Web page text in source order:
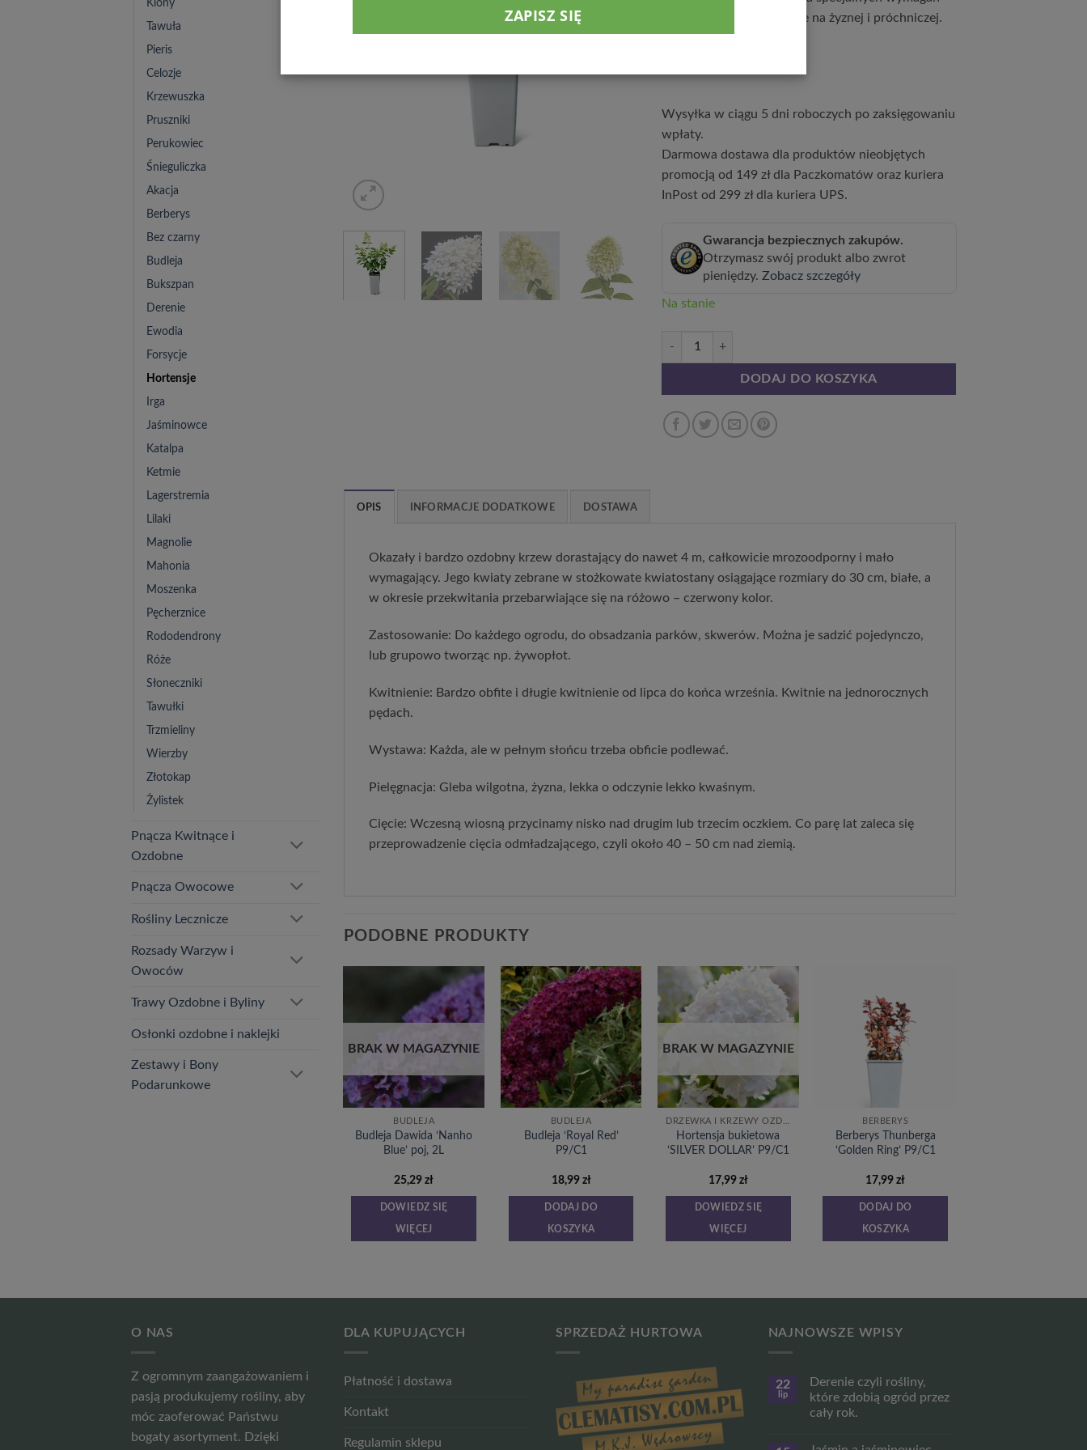
Klony
Tawuła
Pieris
Celozje
Krzewuszka
Pruszniki
Perukowiec
Śnieguliczka
Akacja
Berberys
Bez czarny
Budleja
Bukszpan
Derenie
Ewodia
Forsycje
Hortensje
Irga
Jaśminowce
Katalpa
Ketmie
Lagerstremia
Lilaki
Magnolie
Mahonia
Moszenka
Pęcherznice
Rododendrony
Róże
Słoneczniki
Tawułki
Trzmieliny
Wierzby
Złotokap
Żylistek
Pnącza Kwitnące i
Ozdobne
Pnącza Owocowe
Rośliny Lecznicze
Rozsady Warzyw i
Owoców
Trawy Ozdobne i Byliny
Osłonki ozdobne i naklejki
Zestawy i Bony
Podarunkowe
co do gleby, dobrze rośnie na żyznej i próchniczej.
Wysyłka w ciągu 5 dni roboczych po zaksięgowaniu
wpłaty.
Darmowa dostawa dla produktów nieobjętych
promocją od 149 zł dla Paczkomatów oraz kuriera
InPost od 299 zł dla kuriera UPS.
Gwarancja bezpiecznych zakupów.
Otrzymasz swój produkt albo zwrot
pieniędzy.Zobacz szczegóły
Na stanie
ilość Hortensja bukietowa 'Grandiflora' poj, 2l
DODAJ DO KOSZYKA
OPIS INFORMACJE DODATKOWE DOSTAWA
Okazały i bardzo ozdobny krzew dorastający do nawet 4 m, całkowicie mrozoodporny i mało
wymagający. Jego kwiaty zebrane w stożkowate kwiatostany osiągające rozmiary do 30 cm, białe, a
w okresie przekwitania przebarwiające się na różowo – czerwony kolor.
Zastosowanie: Do każdego ogrodu, do obsadzania parków, skwerów. Można je sadzić pojedynczo,
lub grupowo tworząc np. żywopłot.
Kwitnienie: Bardzo obfite i długie kwitnienie od lipca do końca września. Kwitnie na jednorocznych
pędach.
Wystawa: Każda, ale w pełnym słońcu trzeba obficie podlewać.
Pielęgnacja: Gleba wilgotna, żyzna, lekka o odczynie lekko kwaśnym.
Cięcie: Wczesną wiosną przycinamy nisko nad drugim lub trzecim oczkiem. Co parę lat zaleca się
przeprowadzenie cięcia odmładzającego, czyli około 40 – 50 cm nad ziemią.
PODOBNE PRODUKTY
Dodaj
do
życzeń
BRAK W MAGAZYNIE
BUDLEJA
Budleja Dawida ‘Nanho
Blue’ poj, 2L
25,29zł
DOWIEDZ SIĘ
WIĘCEJ
Dodaj
do
listy
życzeń
BUDLEJA
Budleja ‘Royal Red’
P9/C1
18,99 zł
DODAJ DO
KOSZYKA
Dodaj
do
życzeń
BRAK W MAGAZYNIE
Hortensja bukietowa
‘SILVER DOLLAR’ P9/C1
17,99 zł
DOWIEDZ SIĘ
WIĘCEJ
BERBERYS
Berberys Thunberga
‘Golden Ring’ P9/C1
17,99zł
DODAJ DO
KOSZYKA
listy
O NAS
Z ogromnym zaangażowaniem i
pasją produkujemy rośliny, aby
móc zaoferować Państwu
bogaty asortyment. Dzięki
DLA KUPUJĄCYCH
Płatność i dostawa
Kontakt
Regulamin sklepu
SPRZEDAŻ HURTOWA NAJNOWSZE WPISY
22
lip
Derenie czyli rośliny,
które zdobią ogród przez
cały rok.